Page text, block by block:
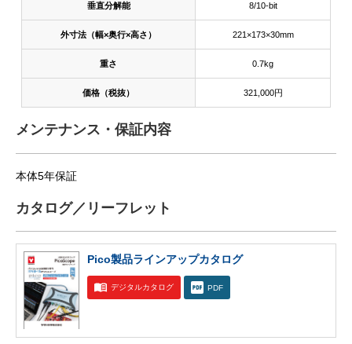
垂直分解能 8/10-bit
外寸法（幅×奥行×高さ） 221×173×30mm
重さ 0.7kg
価格（税抜） 321,000円
メンテナンス・保証内容
本体5年保証
カタログ／リーフレット
Pico製品ラインアップカタログ
デジタルカタログ PDF